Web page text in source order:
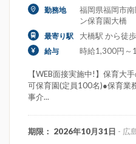
勤務地
福岡県福岡市
ン保育園大橋
最寄り駅 大橋駅 から徒
給与 時給1,300円～
【WEB面接実施中!】保育大
可保育園(定員100名)●保育業
事介...
期限： 2026年10月31日 - 広